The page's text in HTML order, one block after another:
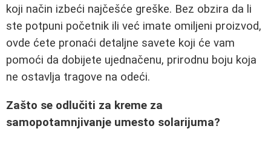
koji način izbeći najčešće greške. Bez obzira da li
ste potpuni početnik ili već imate omiljeni proizvod,
ovde ćete pronaći detaljne savete koji će vam
pomoći da dobijete ujednačenu, prirodnu boju koja
ne ostavlja tragove na odeći.
Zašto se odlučiti za kreme za
samopotamnjivanje umesto solarijuma?